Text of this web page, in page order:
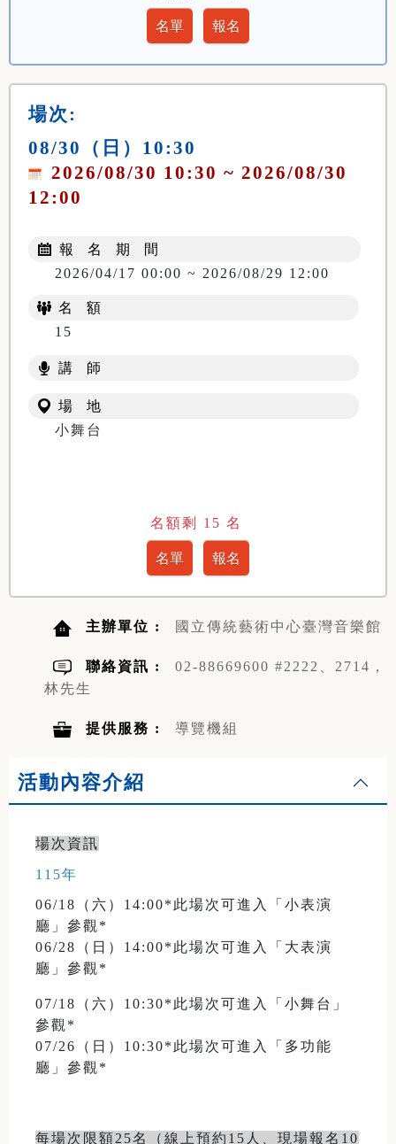
場次:
08/30（日）10:30
2026/08/30 10:30 ~ 2026/08/30
12:00
報 名 期 間
2026/04/17 00:00 ~ 2026/08/29 12:00
名 額
15
講 師
場 地
小舞台
名額剩 15 名
主辦單位 : 國立傳統藝術中心臺灣音樂館
聯絡資訊 :
02-88669600 #2222、2714，
林先生
提供服務 : 導覽機組
活動內容介紹
場次資訊
115年
06/18（六）14:00*此場次可進入「小表演
廳」參觀*
06/28（日）14:00*此場次可進入「大表演
廳」參觀*
07/18（六）10:30*此場次可進入「小舞台」
參觀*
07/26（日）10:30*此場次可進入「多功能
廳」參觀*
每場次限額25名（線上預約15人、現場報名10